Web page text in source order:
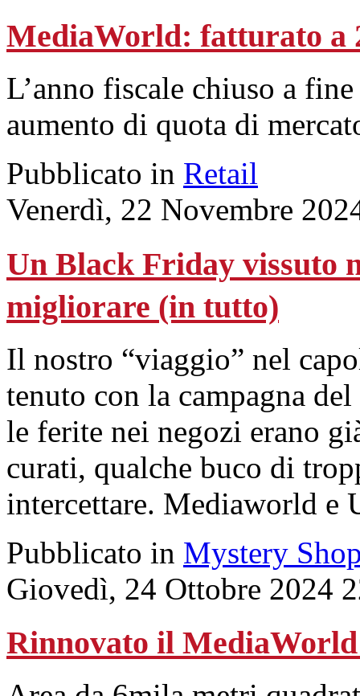
MediaWorld: fatturato a
L’anno fiscale chiuso a
aumento di quota di
Pubblicato in Retail
Venerdì, 22 Novembre
Un Black Friday vissuto
migliorare (in tutto)
Il nostro “viaggio” nel
tenuto con la campagna
le ferite nei negozi erano
curati, qualche buco di
intercettare. Mediaworld e
Pubblicato in Mystery
Giovedì, 24 Ottobre 2024
Rinnovato il